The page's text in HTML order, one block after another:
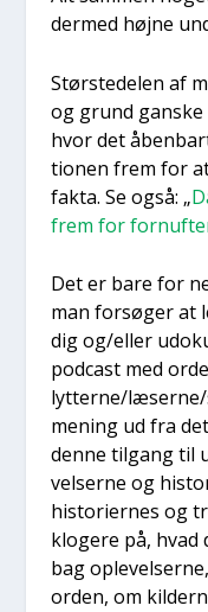
der­med høj­ne
Stør­ste­delen af
og grund
hvor det
tio­nen frem for
fak­ta. Se også: „
frem for
Det er bare for
man for­sø­ger at
dig og/eller
podcast med
lytterne/læserne/
mening ud fra
den­ne til­gang til
vel­ser­ne og
hi­sto­ri­er­nes og
klo­ge­re på, hvad
bag
orden, om